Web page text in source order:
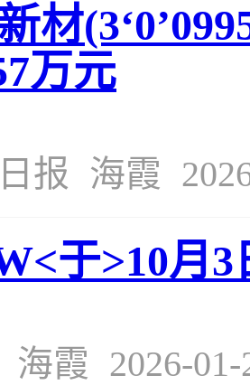
材
万元
报 海霞
于>10月
海霞 2026-